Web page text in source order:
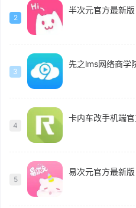
2
半次元官方最新版
3
先之lms网络商学
4
卡内车改手机端
5
易次元官方最新版